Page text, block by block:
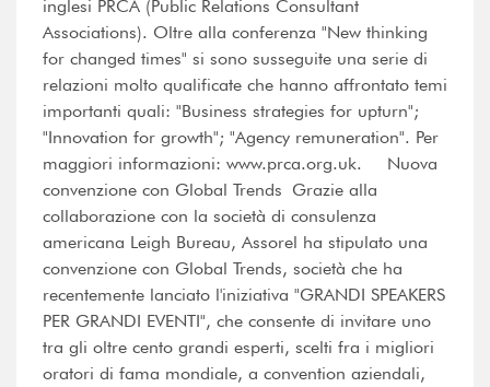
inglesi PRCA (Public Relations Consultant
Associations). Oltre alla conferenza "New thinking
for changed times" si sono susseguite una serie di
relazioni molto qualificate che hanno affrontato temi
importanti quali: "Business strategies for upturn";
"Innovation for growth"; "Agency remuneration". Per
maggiori informazioni: www.prca.org.uk. Nuova
convenzione con Global Trends Grazie alla
collaborazione con la società di consulenza
americana Leigh Bureau, Assorel ha stipulato una
convenzione con Global Trends, società che ha
recentemente lanciato l'iniziativa "GRANDI SPEAKERS
PER GRANDI EVENTI", che consente di invitare uno
tra gli oltre cento grandi esperti, scelti fra i migliori
oratori di fama mondiale, a convention aziendali,